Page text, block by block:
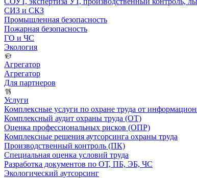
СИЗ и СКЗ
Промышленная безопасность
Пожарная безопасность
ГО и ЧС
Экология
Агрегатор
Агрегатор
Для партнеров
Услуги
Комплексные услуги по охране труда от
Комплексный аудит охраны труда (ОТ)
Оценка профессиональных рисков (ОПР)
Комплексные решения аутсорсинга охраны труда
Производственный контроль (ПК)
Специальная оценка условий труда
Разработка документов по ОТ, ПБ, ЭБ, ЧС
Экологический аутсорсинг